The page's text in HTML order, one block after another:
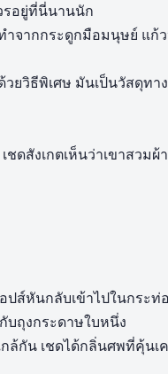
รอยู่ที่นี่นานนัก
ำจากกระดูกมือมนุษย์ แ
ยวิธีพิเศษ มันเป็นวัสดุทา
ชดสังเกตเห็นว่าเขาสว
ส์หันกลับเข้าไปในกระท่
ถุงกระดาษใบหนึ่ง
กล้กัน เชดได้กลิ่นศพที่คุ้